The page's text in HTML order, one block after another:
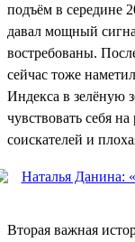
подъём в середине
давал мощный
востребованы.
сейчас тоже
Индекса в зелёную
чувствовать себя
соискателей и
Вторая важная